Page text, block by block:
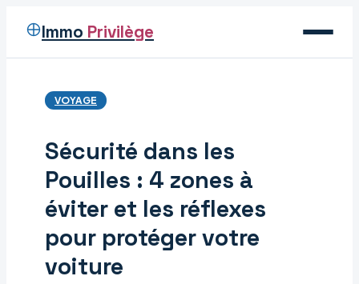
Immo Privilège
Voyage
Maison
Déco
VOYAGE
Sécurité dans les
Pouilles : 4 zones à
éviter et les réflexes
pour protéger votre
voiture